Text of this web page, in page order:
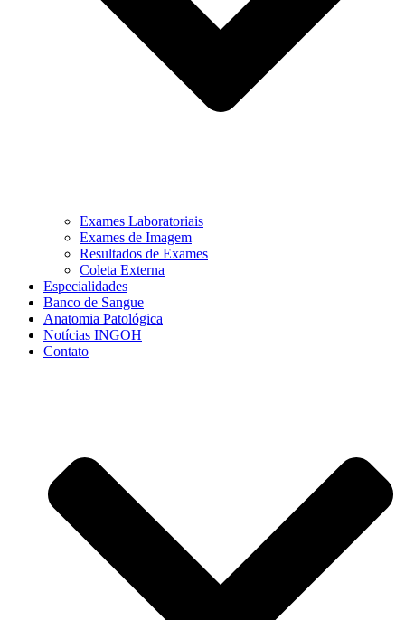
Exames Laboratoriais
Exames de Imagem
Resultados de Exames
Coleta Externa
Especialidades
Banco de Sangue
Anatomia Patológica
Notícias INGOH
Contato